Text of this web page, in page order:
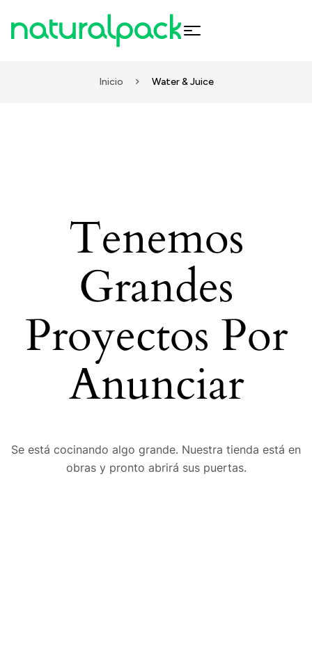
Inicio Water & Juice
Tenemos
Grandes
Proyectos Por
Anunciar
Se está cocinando algo grande. Nuestra tienda está en
obras y pronto abrirá sus puertas.